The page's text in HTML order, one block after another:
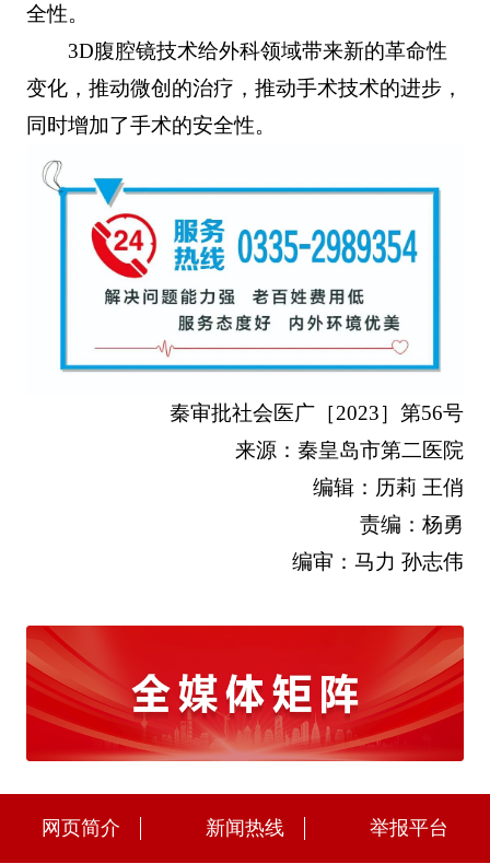
全性。
3D腹腔镜技术给外科领域带来新的革命性
变化，推动微创的治疗，推动手术技术的进步，
同时增加了手术的安全性。
秦审批社会医广［2023］第56号
来源：秦皇岛市第二医院
编辑：历莉 王俏
责编：杨勇
编审：马力 孙志伟
网页简介 新闻热线 举报平台